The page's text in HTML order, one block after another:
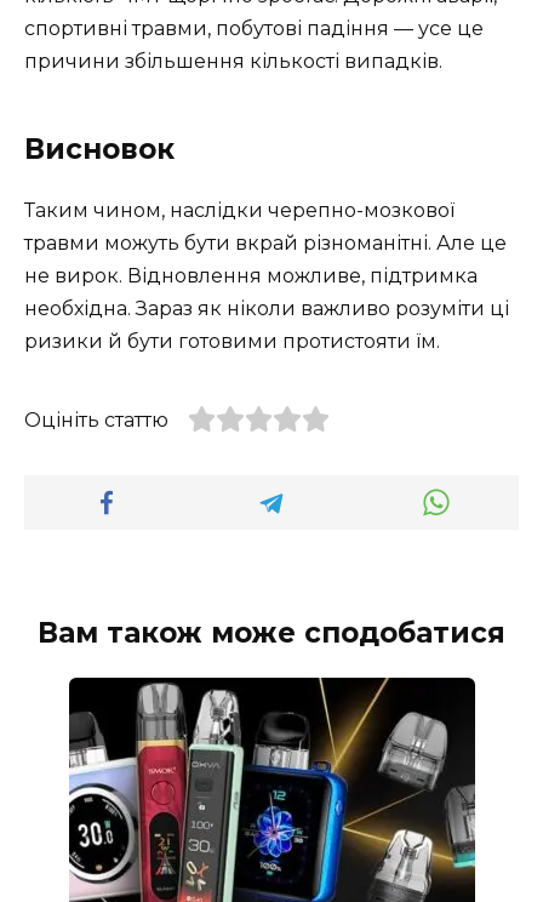
спортивні травми, побутові падіння — усе це
причини збільшення кількості випадків.
Висновок
Таким чином, наслідки черепно-мозкової
травми можуть бути вкрай різноманітні. Але це
не вирок. Відновлення можливе, підтримка
необхідна. Зараз як ніколи важливо розуміти ці
ризики й бути готовими протистояти їм.
Оцініть статтю
Вам також може сподобатися